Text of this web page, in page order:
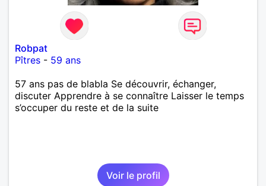
Robpat
Pîtres - 59 ans
57 ans pas de blabla Se découvrir, échanger,
discuter Apprendre à se connaître Laisser le temps
s’occuper du reste et de la suite
Voir le profil